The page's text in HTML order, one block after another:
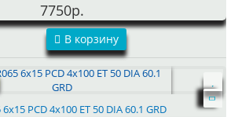
7750р.
В корзину
6x15 PCD 4x100 ET 50 DIA 60.1 GRD